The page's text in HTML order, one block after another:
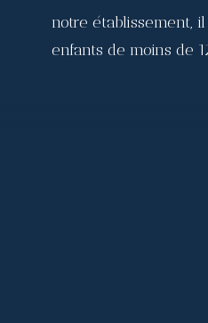
notre établissement,
enfants de moins de